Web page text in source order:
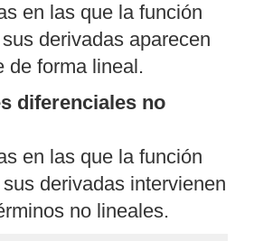
en las que la función
derivadas aparecen
de forma lineal.
diferenciales no
en las que la función
derivadas intervienen
no lineales.